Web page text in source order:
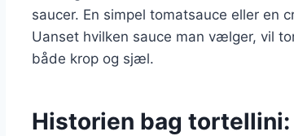
saucer. En simpel tomatsauce eller en
Uanset hvilken sauce man vælger, vil
både krop og sjæl.
Historien bag